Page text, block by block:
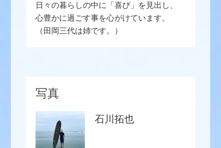
日々の暮らしの中に「喜び」を見出し、
心豊かに過ごす事を心がけています。
（田岡三代は姉です。）
写真
石川拓也